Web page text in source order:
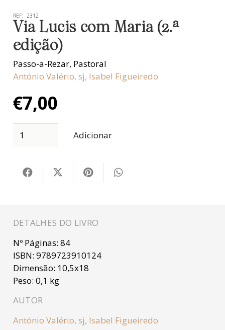
REF: 2312
Via Lucis com Maria (2.ª
edição)
Passo-a-Rezar, Pastoral
António Valério, sj, Isabel Figueiredo
€7,00
Adicionar
DETALHES DO LIVRO
Nº Páginas: 84
ISBN: 9789723910124
Dimensão: 10,5x18
Peso: 0,1 kg
AUTOR
António Valério, sj, Isabel Figueiredo